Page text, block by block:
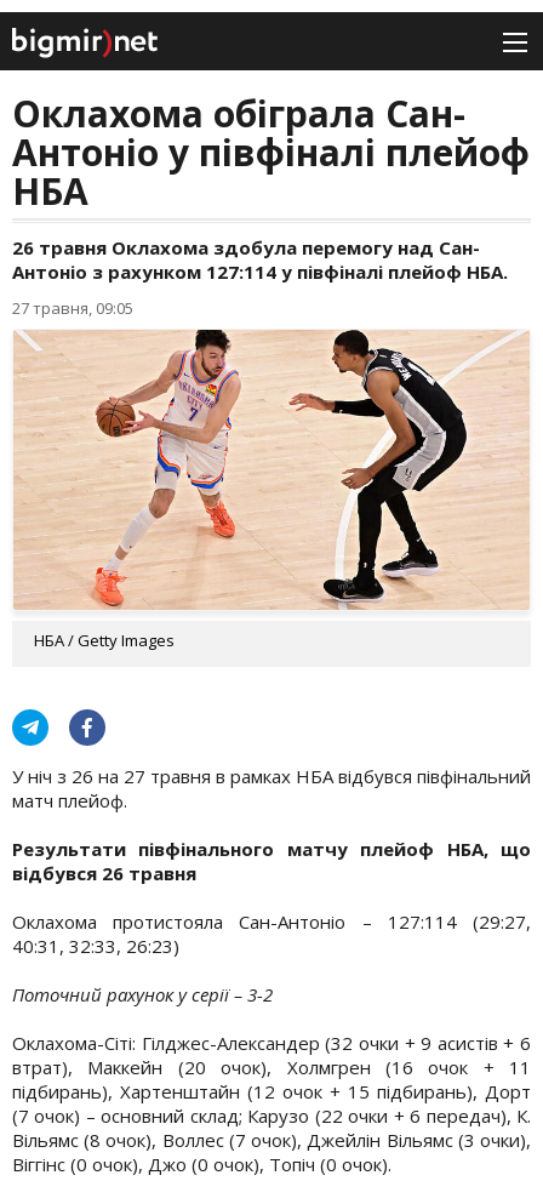
Оклахома обіграла Сан-
Антоніо у півфіналі плейоф
НБА
26 травня Оклахома здобула перемогу над Сан-
Антоніо з рахунком 127:114 у півфіналі плейоф НБА.
27 травня, 09:05
НБА / Getty Images
У ніч з 26 на 27 травня в рамках НБА відбувся півфінальний
матч плейоф.
Результати півфінального матчу плейоф НБА, що
відбувся 26 травня
Оклахома протистояла Сан-Антоніо – 127:114 (29:27,
40:31, 32:33, 26:23)
Поточний рахунок у серії – 3-2
Оклахома-Сіті: Гілджес-Александер (32 очки + 9 асистів + 6
втрат), Маккейн (20 очок), Холмгрен (16 очок + 11
підбирань), Хартенштайн (12 очок + 15 підбирань), Дорт
(7 очок) – основний склад; Карузо (22 очки + 6 передач), К.
Вільямс (8 очок), Воллес (7 очок), Джейлін Вільямс (3 очки),
Віггінс (0 очок), Джо (0 очок), Топіч (0 очок).